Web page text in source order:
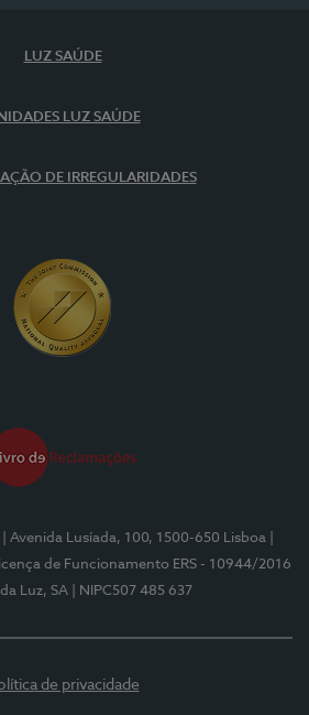
LUZ SAÚDE
LUZ SAÚDE
DE IRREGULARIDADES
| Avenida Lusíada, 100, 1500-650 Lisboa
de Funcionamento ERS - 10944/2016
Luz, SA
| NIPC507 485 637
de privacidade